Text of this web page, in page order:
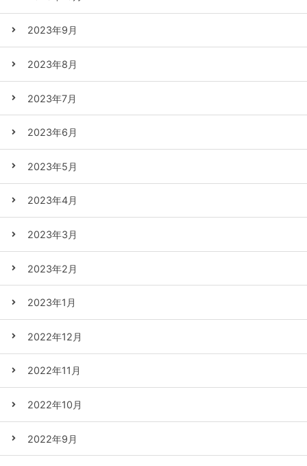
2023年9月
2023年8月
2023年7月
2023年6月
2023年5月
2023年4月
2023年3月
2023年2月
2023年1月
2022年12月
2022年11月
2022年10月
2022年9月